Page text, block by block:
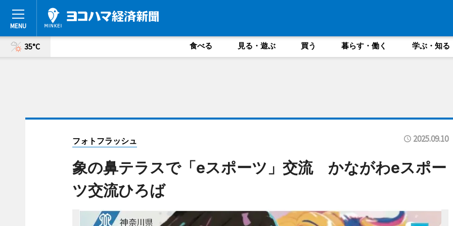
35°C 食べる 見る・遊ぶ 買う 暮らす・働く 学ぶ・知る
フォトフラッシュ 2025.09.10
象の鼻テラスで「eスポーツ」交流 かながわeスポー
ツ交流ひろば